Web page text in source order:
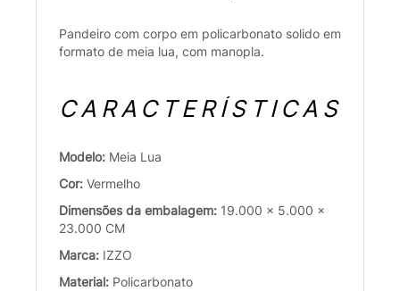
Pandeiro com corpo em policarbonato solido em
formato de meia lua, com manopla.
CARACTERÍSTICAS
Modelo: Meia Lua
Cor: Vermelho
Dimensões da embalagem: 19.000 x 5.000 x
23.000 CM
Marca: IZZO
Material: Policarbonato